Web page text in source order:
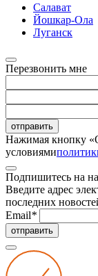
Салават
Йошкар-Ола
Луганск
Перезвонить мне
отправить
Нажимая кнопку
условиями
Подпишитесь на
Введите адрес
последних
Email*
отправить